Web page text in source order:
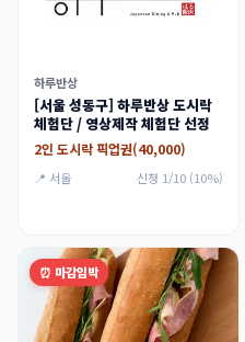
하루반상
[서울 성동구] 하루반상 도시락
체험단 / 영상제작 체험단 선정
2인 도시락 픽업권(40,000)
📍 서울 신청 1/10 (10%)
⏰ 마감임박